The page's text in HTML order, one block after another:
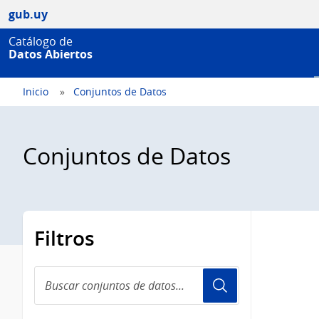
gub.uy
Catálogo de
Datos Abiertos
Inicio Conjuntos de Datos
Conjuntos de Datos
Filtros
conjuntos
de